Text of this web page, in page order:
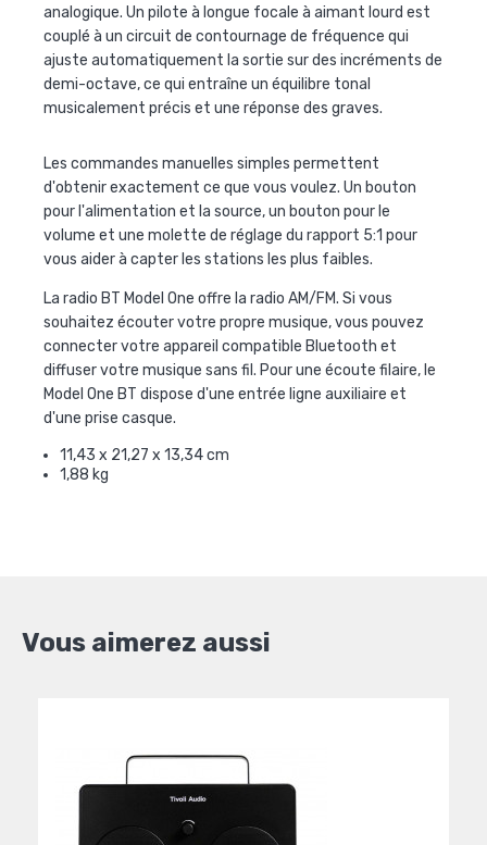
analogique. Un pilote à longue focale à aimant lourd est
couplé à un circuit de contournage de fréquence qui
ajuste automatiquement la sortie sur des incréments de
demi-octave, ce qui entraîne un équilibre tonal
musicalement précis et une réponse des graves.
Les commandes manuelles simples permettent
d'obtenir exactement ce que vous voulez. Un bouton
pour l'alimentation et la source, un bouton pour le
volume et une molette de réglage du rapport 5:1 pour
vous aider à capter les stations les plus faibles.
La radio BT Model One offre la radio AM/FM. Si vous
souhaitez écouter votre propre musique, vous pouvez
connecter votre appareil compatible Bluetooth et
diffuser votre musique sans fil. Pour une écoute filaire, le
Model One BT dispose d'une entrée ligne auxiliaire et
d'une prise casque.
11,43 x 21,27 x 13,34 cm
1,88 kg
Vous aimerez aussi